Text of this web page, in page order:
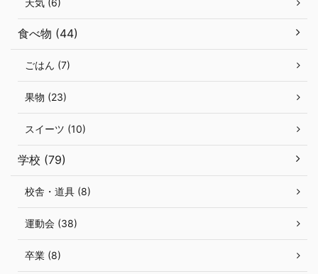
食べ物 (44)
ごはん (7)
果物 (23)
スイーツ (10)
学校 (79)
校舎・道具 (8)
運動会 (38)
卒業 (8)